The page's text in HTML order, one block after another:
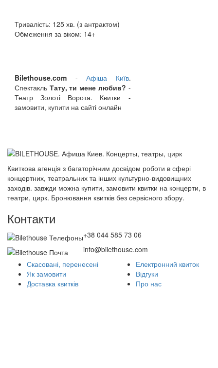
Тривалість: 125 хв. (з антрактом)
Обмеження за віком: 14+
Bilethouse.com -Афіша Київ.
Спектакль Тату, ти мене любив? -
Театр Золоті Ворота. Квитки -
замовити, купити на сайті онлайн
Квиткова агенція з багаторічним досвідом роботи в сфері
концертних, театральних та інших культурно-видовищних
заходів. завжди можна купити, замовити квитки на концерти, в
театри, цирк. Бронювання квитків без сервісного збору.
Контакти
+38 044 585 73 06
info@bilethouse.com
Скасовані, перенесені
Як замовити
Доставка квитків
Електронний квиток
Відгуки
Про нас